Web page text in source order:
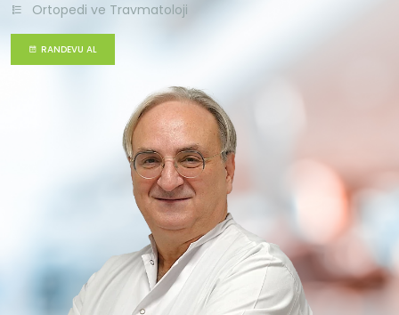
Ortopedi ve Travmatoloji
RANDEVU AL